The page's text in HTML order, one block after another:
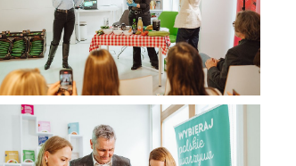
CORE TEAM Konferencja luty 2025
(32).jpg